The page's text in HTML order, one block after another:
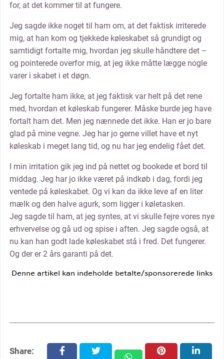
for, at det kommer til at fungere.
Jeg sagde ikke noget til ham om, at det faktisk irriterede
mig, at han kom og tjekkede køleskabet så grundigt og
samtidigt fortalte mig, hvordan jeg skulle håndtere det –
og pointerede overfor mig, at jeg ikke måtte lægge nogle
varer i skabet i et døgn.
Jeg fortalte ham ikke, at jeg faktisk var helt på det rene
med, hvordan et køleskab fungerer. Måske burde jeg have
fortalt ham det. Men jeg nænnede det ikke. Han er jo bare
glad på mine vegne. Jeg har jo gerne villet have et nyt
køleskab i meget lang tid, og nu har jeg endelig fået det.
I min irritation gik jeg ind på nettet og bookede et bord til
middag. Jeg har jo ikke været på indkøb i dag, fordi jeg
ventede på køleskabet. Og vi kan da ikke leve af en liter
mælk og den halve agurk, som ligger i køletasken.
Jeg sagde til ham, at jeg syntes, at vi skulle fejre vores nye
erhvervelse og gå ud og spise i aften. Jeg sagde også, at
nu kan han godt lade køleskabet stå i fred. Det fungerer.
Og der er 2 års garanti på det.
Share: facebooktwitter pinterest linkedin